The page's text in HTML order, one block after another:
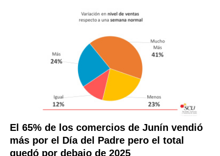
El 65% de los comercios de Junín vendió
más por el Día del Padre pero el total
quedó por debajo de 2025